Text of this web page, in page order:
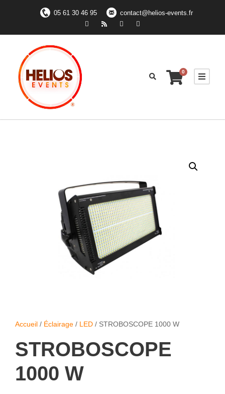
05 61 30 46 95 contact@helios-events.fr
0
Accueil / Éclairage / LED / STROBOSCOPE 1000 W
STROBOSCOPE
1000 W